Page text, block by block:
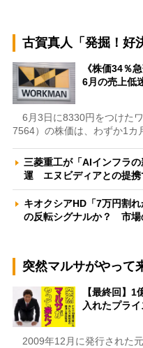
古賀真人「発掘！好
《株価34％
6月の売上低
6月3日に8330円をつけた
7564）の株価は、わずか1カ
三菱重工が「AIインフラ
運 エヌビディアとの提
キオクシアHD「7万円割
の反転シグナルか？ 市
突然マルサがやって
【最終回】
入れたプラ
2009年12月に発行された